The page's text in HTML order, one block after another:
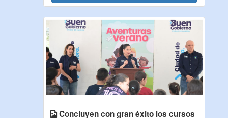
Concluyen con gran éxito los cursos